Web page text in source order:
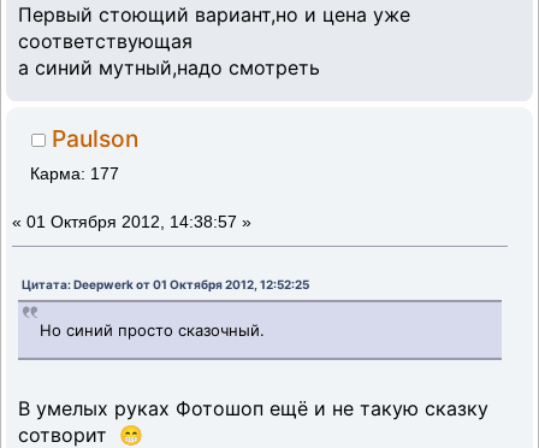
Первый стоющий вариант,но и цена уже
соответствующая
а синий мутный,надо смотреть
Paulson
Карма: 177
« 01 Октября 2012, 14:38:57 »
Цитата: Deepwerk от 01 Октября 2012, 12:52:25
Но синий просто сказочный.
В умелых руках Фотошоп ещё и не такую сказку
сотворит 😁